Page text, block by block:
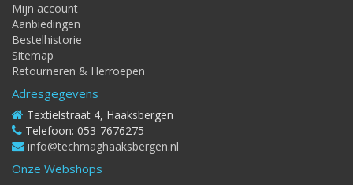
Mijn account
Aanbiedingen
Bestelhistorie
Sitemap
Retourneren & Herroepen
Adresgegevens
Textielstraat 4, Haaksbergen
Telefoon: 053-7676275
info@techmaghaaksbergen.nl
Onze Webshops